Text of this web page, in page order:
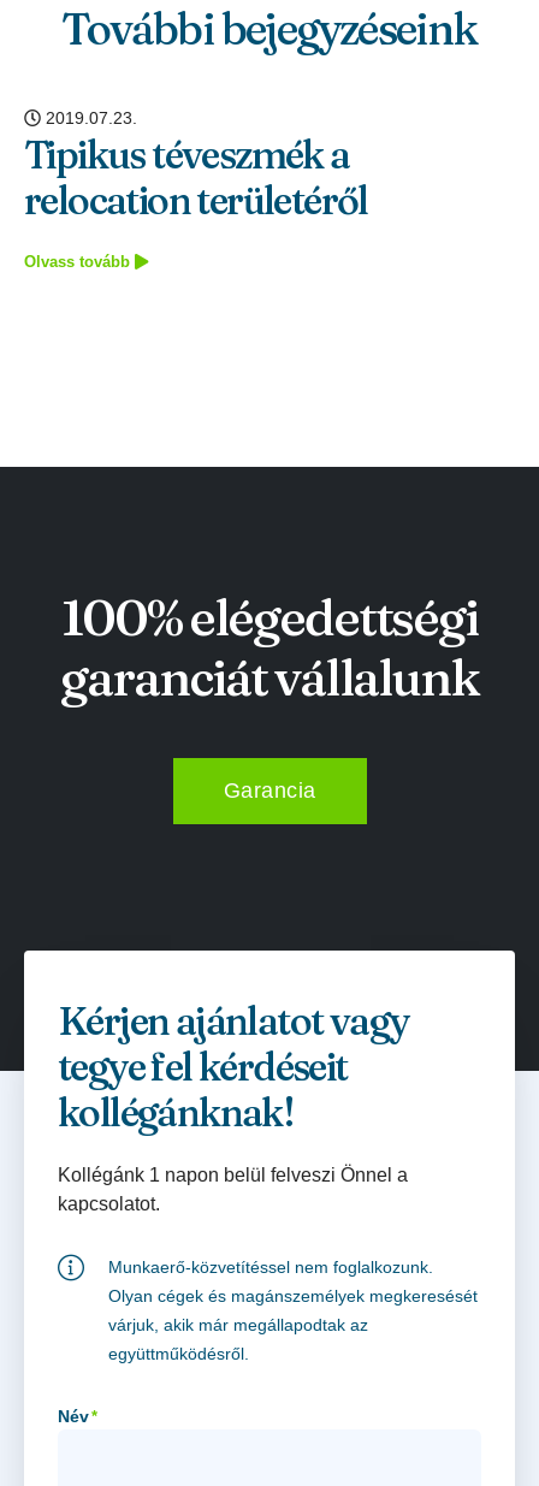
További bejegyzéseink
2019.07.23.
Tipikus téveszmék a
relocation területéről
Olvass tovább
100% elégedettségi
garanciát vállalunk
Garancia
Kérjen ajánlatot vagy
tegye fel kérdéseit
kollégánknak!
Kollégánk 1 napon belül felveszi Önnel a
kapcsolatot.
Munkaerő-közvetítéssel nem foglalkozunk.
Olyan cégek és magánszemélyek megkeresését
várjuk, akik már megállapodtak az
együttműködésről.
Név*